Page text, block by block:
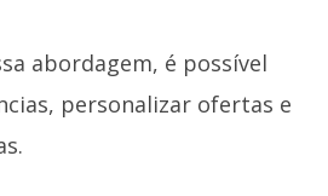
abordagem, é possível
personalizar ofertas e